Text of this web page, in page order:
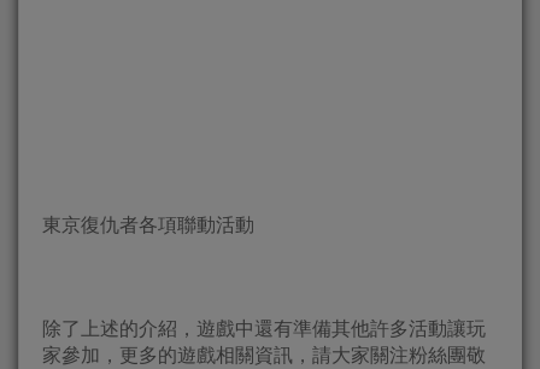
東京復仇者各項聯動活動
除了上述的介紹，遊戲中還有準備其他許多活動讓玩
家參加，更多的遊戲相關資訊，請大家關注粉絲團敬